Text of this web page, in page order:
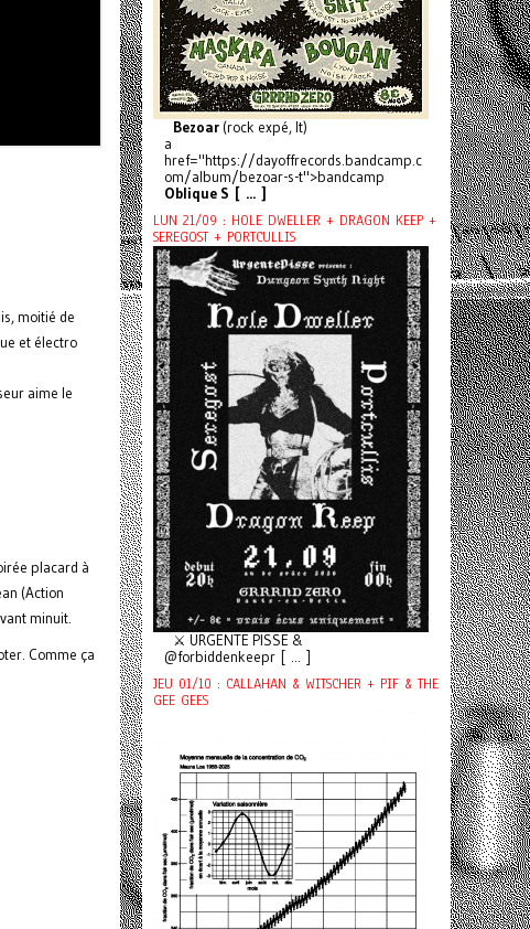
moitié de
et électro
aime le
placard à
(Action
minuit.
Comme ça
Bezoar (rock expé, It)
a
href="https://dayoffrecords.bandcamp.c
om/album/bezoar-s-t">bandcamp
Oblique S [ ... ]
LUN 21/09 : HOLE DWELLER + DRAGON KEEP +
SEREGOST + PORTCULLIS
⚔️ URGENTE PISSE &
@forbiddenkeepr [ ... ]
JEU 01/10 : CALLAHAN & WITSCHER + PIF & THE
GEE GEES